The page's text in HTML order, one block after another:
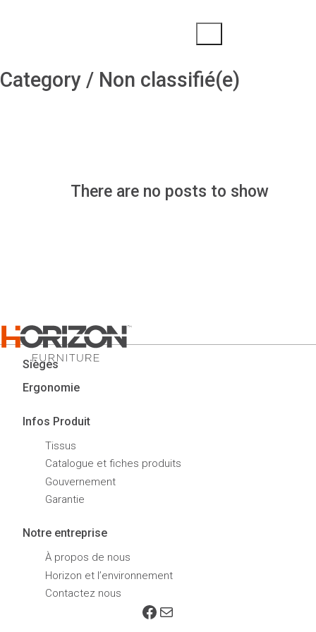
Category / Non classifié(e)
There are no posts to show
Sièges
Ergonomie
Infos Produit
Tissus
Catalogue et fiches produits
Gouvernement
Garantie
Notre entreprise
À propos de nous
Horizon et l’environnement
Contactez nous
Facebook
E-mail